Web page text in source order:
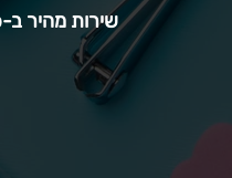
שירות מהיר ב-WhatsApp